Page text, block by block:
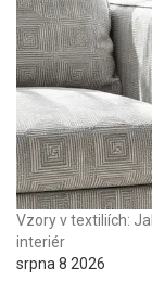
Vzory v textiliích:
interiér
srpna 8 2026